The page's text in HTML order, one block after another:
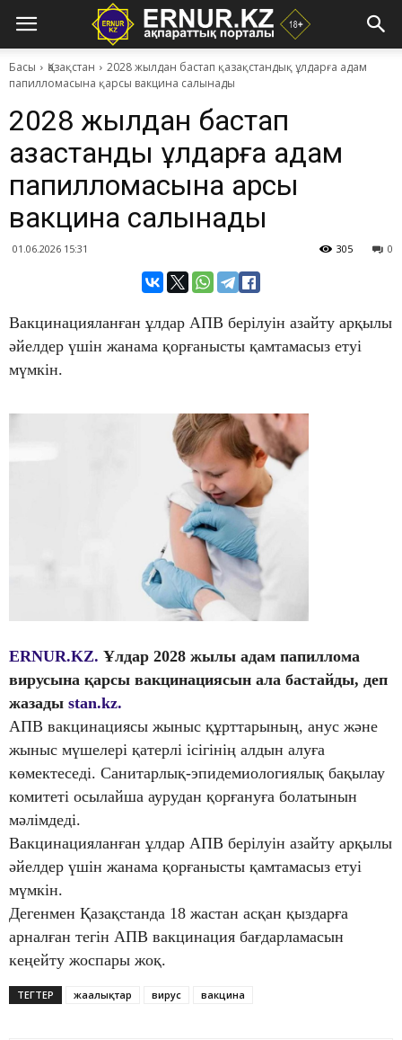
Басы Қазақстан
2028 жылдан бастап қазақстандық ұлдарға адам
папилломасына қарсы вакцина салынады
2028 жылдан бастап
қазақстандық ұлдарға адам
папилломасына қарсы
вакцина салынады
01.06.2026 15:31 0
305
Вакцинацияланған ұлдар АПВ берілуін азайту арқылы
әйелдер үшін жанама қорғанысты қамтамасыз етуі
мүмкін.
ERNUR.KZ. Ұлдар 2028 жылы адам папиллома
вирусына қарсы вакцинациясын ала бастайды, деп
жазады stan.kz.
АПВ вакцинациясы жыныс құрттарының, анус және
жыныс мүшелері қатерлі ісігінің алдын алуға
көмектеседі. Санитарлық-эпидемиологиялық бақылау
комитеті осылайша аурудан қорғануға болатынын
мәлімдеді.
Вакцинацияланған ұлдар АПВ берілуін азайту арқылы
әйелдер үшін жанама қорғанысты қамтамасыз етуі
мүмкін.
Дегенмен Қазақстанда 18 жастан асқан қыздарға
арналған тегін АПВ вакцинация бағдарламасын
кеңейту жоспары жоқ.
ТЕГТЕР жаңалықтар вирус вакцина